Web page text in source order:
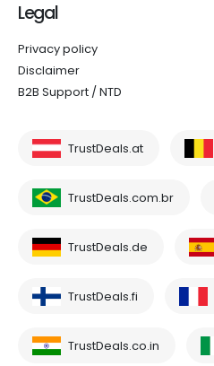
Legal
Privacy policy
Disclaimer
B2B Support / NTD
TrustDeals.at
TrustDeals.com.br
TrustDeals.de
TrustDeals.fi
TrustDeals.co.in